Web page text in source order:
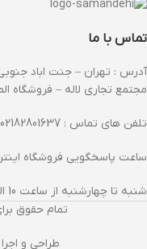
تماس با ما
آدرس : تهران – جنت اباد
مجتمع تجاری لاله – فروشگاه
تلفن های تماس : 02182801637 – ۰۹۱۲۸۳۳۱۶۰۱
ساعت پاسخگویی فروشگاه
شنبه تا چهارشنبه از ساعت 10 الی 18 و پنج شنبه ها از ساعت 10 الی 14
تمام حقوق
طراحی و